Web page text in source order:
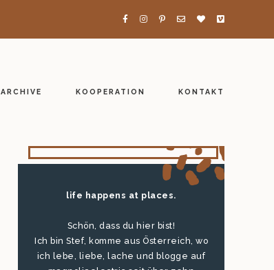
ARCHIVE KOOPERATION KONTAKT
life happens at places.
Schön, dass du hier bist!
Ich bin Stef, komme aus Österreich, wo
ich lebe, liebe, lache und blogge auf